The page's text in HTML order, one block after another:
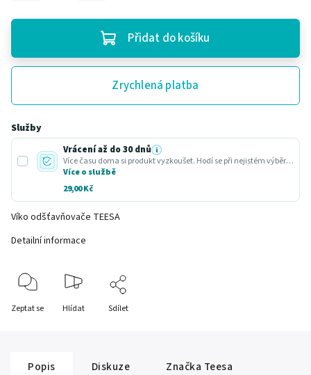
Přidat do košíku
Zrychlená platba
Služby
Vrácení až do 30 dnů i
Více času doma si produkt vyzkoušet. Hodí se při nejistém výběru nebo dárku.
Více o službě
29,00 Kč
Víko odšťavňovače TEESA
Detailní informace
Zeptat se Hlídat Sdílet
Popis Diskuze Značka Teesa